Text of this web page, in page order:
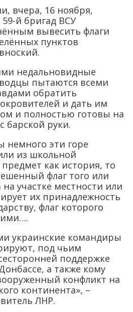
вчера, 16 ноября,
й бригад ВСУ
вывесить флаги
пунктов
недальновидные
пытаются всеми
обратить
и дать им
и полностью готовы на
барской руки.
немного эти горе
из школьной
как история, то
флаг того или
на участке местности или
их принадлежность
флаг которого
украинские командиры
под чьим
поддержке
а также кому
конфликт на
континента», –
ЛНР.